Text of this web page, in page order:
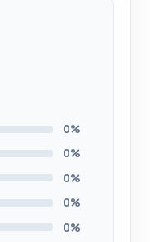
0%
0%
0%
0%
0%